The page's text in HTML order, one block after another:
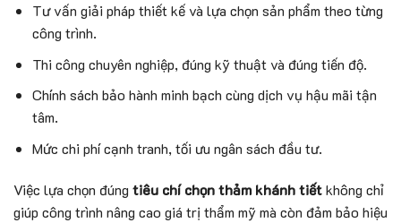
Tư vấn giải pháp thiết kế và lựa chọn sản phẩm theo từng
công trình.
Thi công chuyên nghiệp, đúng kỹ thuật và đúng tiến độ.
Chính sách bảo hành minh bạch cùng dịch vụ hậu mãi tận
tâm.
Mức chi phí cạnh tranh, tối ưu ngân sách đầu tư.
Việc lựa chọn đúng tiêu chí chọn thảm khánh tiếtkhông chỉ
giúp công trình nâng cao giá trị thẩm mỹ mà còn đảm bảo hiệu